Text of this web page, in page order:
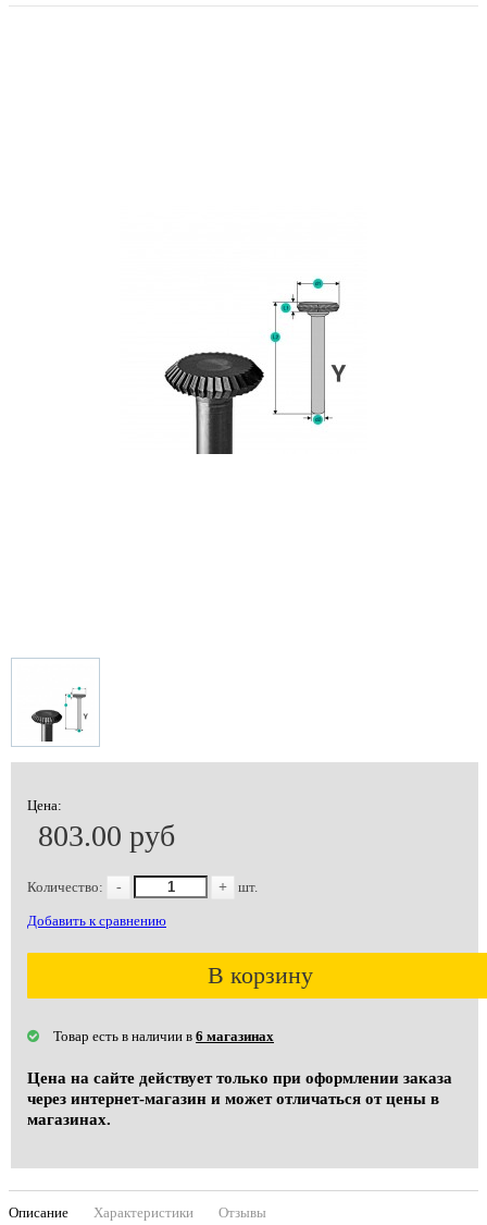
Цена:
803.00 руб
Количество: - + шт.
Добавить к сравнению
В корзину
Товар есть в наличии в 6 магазинах
Цена на сайте действует только при оформлении заказа
через интернет-магазин и может отличаться от цены в
магазинах.
Описание Характеристики Отзывы